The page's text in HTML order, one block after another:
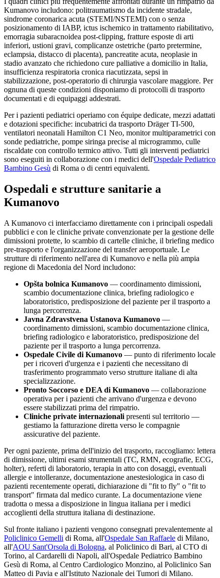
Kumanovo includono: politraumatismo da incidente stradale,
sindrome coronarica acuta (STEMI/NSTEMI) con o senza
posizionamento di IABP, ictus ischemico in trattamento riabilitativo,
emorragia subaracnoidea post-clipping, fratture esposte di arti
inferiori, ustioni gravi, complicanze ostetriche (parto pretermine,
eclampsia, distacco di placenta), pancreatite acuta, neoplasie in
stadio avanzato che richiedono cure palliative a domicilio in Italia,
insufficienza respiratoria cronica riacutizzata, sepsi in
stabilizzazione, post-operatorio di chirurgia vascolare maggiore. Per
ognuna di queste condizioni disponiamo di protocolli di trasporto
documentati e di equipaggi addestrati.
Per i pazienti pediatrici operiamo con équipe dedicate, mezzi adattati
e dotazioni specifiche: incubatrici da trasporto Dräger TI-500,
ventilatori neonatali Hamilton C1 Neo, monitor multiparametrici con
sonde pediatriche, pompe siringa precise al microgrammo, culle
riscaldate con controllo termico attivo. Tutti gli interventi pediatrici
sono eseguiti in collaborazione con i medici dell'Ospedale Pediatrico
Bambino Gesù di Roma o di centri equivalenti.
Ospedali e strutture sanitarie a
Kumanovo
A Kumanovo ci interfacciamo direttamente con i principali ospedali
pubblici e con le cliniche private convenzionate per la gestione delle
dimissioni protette, lo scambio di cartelle cliniche, il briefing medico
pre-trasporto e l'organizzazione del transfer aeroportuale. Le
strutture di riferimento nell'area di Kumanovo e nella più ampia
regione di Macedonia del Nord includono:
Opšta bolnica Kumanovo — coordinamento dimissioni,
scambio documentazione clinica, briefing radiologico e
laboratoristico, predisposizione del paziente per il trasporto a
lunga percorrenza.
Javna Zdravstvena Ustanova Kumanovo —
coordinamento dimissioni, scambio documentazione clinica,
briefing radiologico e laboratoristico, predisposizione del
paziente per il trasporto a lunga percorrenza.
Ospedale Civile di Kumanovo — punto di riferimento locale
per i ricoveri d'urgenza e i pazienti che necessitano di
trasferimento programmato verso strutture italiane di alta
specializzazione.
Pronto Soccorso e DEA di Kumanovo — collaborazione
operativa per i pazienti che arrivano d'urgenza e devono
essere stabilizzati prima del rimpatrio.
Cliniche private internazionali presenti sul territorio —
gestiamo la fatturazione diretta verso le compagnie
assicurative del paziente.
Per ogni paziente, prima dell'inizio del trasporto, raccogliamo: lettera
di dimissione, ultimi esami strumentali (TC, RMN, ecografie, ECG,
holter), referti di laboratorio, terapia in atto con dosaggi, eventuali
allergie e intolleranze, documentazione anestesiologica in caso di
pazienti recentemente operati, dichiarazione di "fit to fly" o "fit to
transport" firmata dal medico curante. La documentazione viene
tradotta o messa a disposizione in lingua italiana per i medici
accoglienti della struttura italiana di destinazione.
Sul fronte italiano i pazienti vengono consegnati prevalentemente al
Policlinico Gemelli di Roma, all'Ospedale San Raffaele di Milano,
all'AOU Sant'Orsola di Bologna, al Policlinico di Bari, al CTO di
Torino, al Cardarelli di Napoli, all'Ospedale Pediatrico Bambino
Gesù di Roma, al Centro Cardiologico Monzino, al Policlinico San
Matteo di Pavia e all'Istituto Nazionale dei Tumori di Milano.